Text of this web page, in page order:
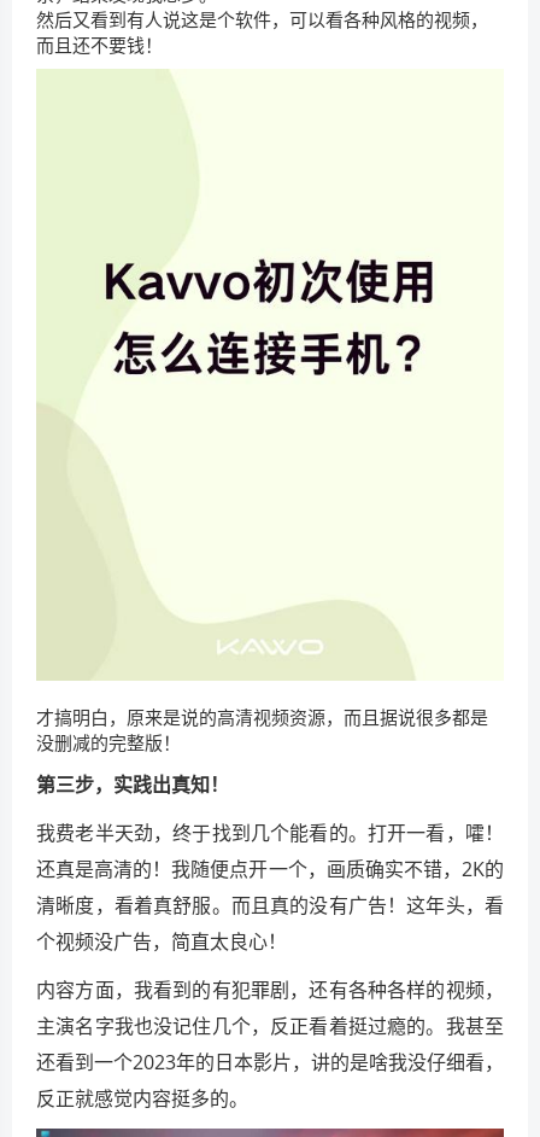
然后又看到有人说这是个软件，可以看各种风格的视频，
而且还不要钱！
才搞明白，原来是说的高清视频资源，而且据说很多都是
没删减的完整版！
第三步，实践出真知！
我费老半天劲，终于找到几个能看的。打开一看，嚯！
还真是高清的！我随便点开一个，画质确实不错，2K的
清晰度，看着真舒服。而且真的没有广告！这年头，看
个视频没广告，简直太良心！
内容方面，我看到的有犯罪剧，还有各种各样的视频，
主演名字我也没记住几个，反正看着挺过瘾的。我甚至
还看到一个2023年的日本影片，讲的是啥我没仔细看，
反正就感觉内容挺多的。